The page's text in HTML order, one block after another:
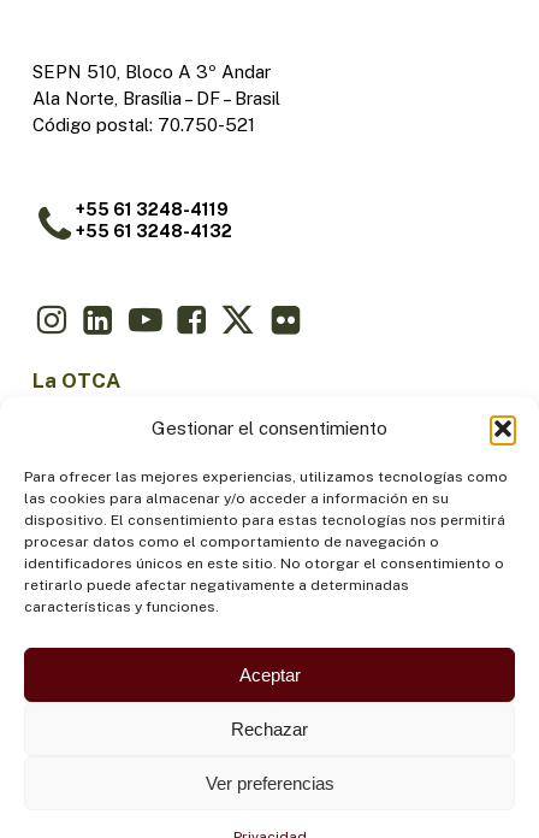
Gestionar el consentimiento
Para ofrecer las mejores experiencias, utilizamos tecnologías como
las cookies para almacenar y/o acceder a información en su
dispositivo. El consentimiento para estas tecnologías nos permitirá
procesar datos como el comportamiento de navegación o
identificadores únicos en este sitio. No otorgar el consentimiento o
retirarlo puede afectar negativamente a determinadas
características y funciones.
Aceptar
Rechazar
Ver preferencias
SEPN 510, Bloco A 3º Andar
Ala Norte, Brasília – DF – Brasil
Código postal: 70.750-521
+55 61 3248-4119
+55 61 3248-4132
La OTCA
Nuestra historia
Gobernanza
Cómo trabajamos
Prensa
Ciencia e Innovación